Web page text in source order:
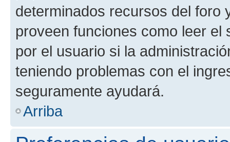
determinados recursos del foro
proveen funciones como leer el
por el usuario si la
teniendo problemas con el
seguramente ayudará.
Arriba